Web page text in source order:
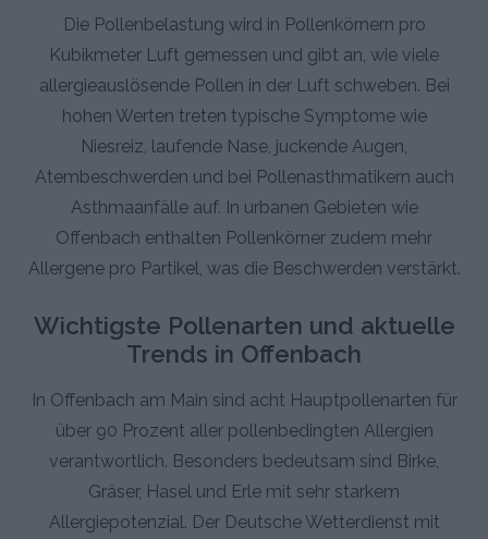
Die Pollenbelastung wird in Pollenkörnern pro
Kubikmeter Luft gemessen und gibt an, wie viele
allergieauslösende Pollen in der Luft schweben. Bei
hohen Werten treten typische Symptome wie
Niesreiz, laufende Nase, juckende Augen,
Atembeschwerden und bei Pollenasthmatikern auch
Asthmaanfälle auf. In urbanen Gebieten wie
Offenbach enthalten Pollenkörner zudem mehr
Allergene pro Partikel, was die Beschwerden verstärkt.
Wichtigste Pollenarten und aktuelle
Trends in Offenbach
In Offenbach am Main sind acht Hauptpollenarten für
über 90 Prozent aller pollenbedingten Allergien
verantwortlich. Besonders bedeutsam sind Birke,
Gräser, Hasel und Erle mit sehr starkem
Allergiepotenzial. Der Deutsche Wetterdienst mit